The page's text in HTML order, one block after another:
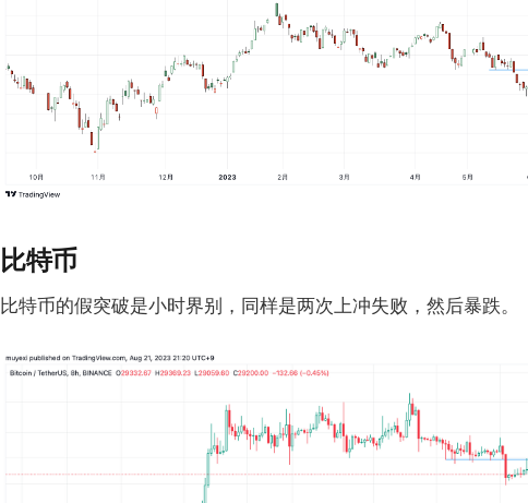
比特币
比特币的假突破是小时界别，同样是两次上冲失败，然后暴跌。